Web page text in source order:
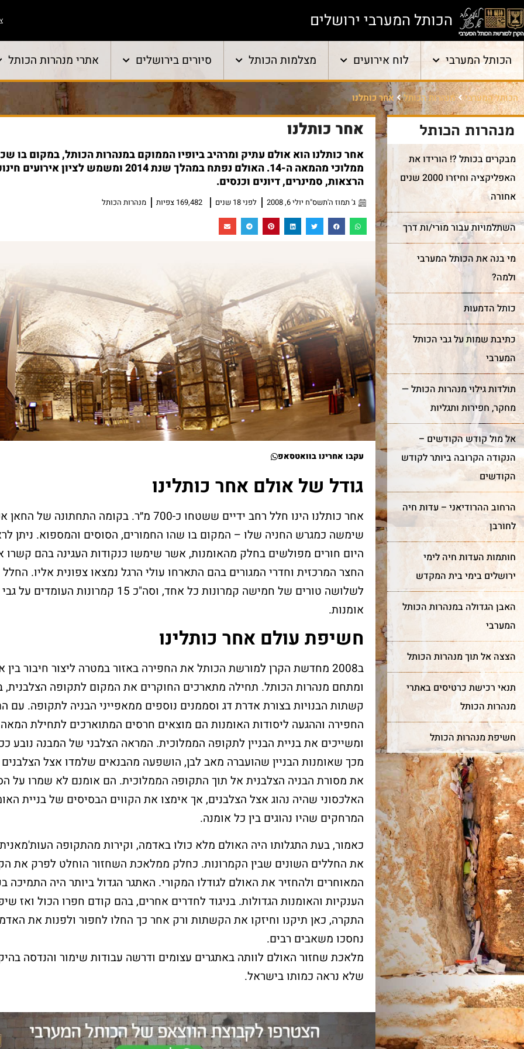
הכותל המערבי ירושלים
הכותל המערבי לוח אירועים מצלמות הכותל סיורים בירושלים אתרי מנהרות הכותל
הכותל המערבי מנהרות הכותל אחר כותלנו
מנהרות הכותל
מבקרים בכותל ?! הורידו את
האפליקציה וחיזרו 2000 שנים
אחורה
השתלמויות עבור מורי/ות דרך
מי בנה את הכותל המערבי
ולמה?
כותל הדמעות
כתיבת שמות על גבי הכותל
המערבי
תולדות גילוי מנהרות הכותל —
מחקר, חפירות ותגליות
אל מול קודש הקודשים –
הנקודה הקרובה ביותר לקודש
הקודשים
הרחוב ההרודיאני – עדות חיה
לחורבן
חותמות העדות חיה לימי
ירושלים בימי בית המקדש
האבן הגדולה במנהרות הכותל
המערבי
הצצה אל תוך מנהרות הכותל
תנאי רכישת כרטיסים באתרי
מנהרות הכותל
חשיפת מנהרות הכותל
אחר כותלנו
אחר כותלנו הוא אולם עתיק ומרהיב ביופיו הממוקם במנהרות הכותל, במקום בו
ממלוכי מהמאה ה-14. האולם נפתח במהלך שנת 2014 ומשמש לציון
הרצאות, סמינרים, דיונים וכנסים.
ג' תמוז ה'תשס"ח יולי 6, 2008 לפני 18 שנים 169,482 צפיות מנהרות הכותל
עקבו אחרינו בוואטסאפ
גודל של אולם אחר כותלינו
אחר כותלנו הינו חלל רחב ידיים ששטחו כ-700 מ״ר. בקומה התחתונה של
שימשה כמגרש החניה שלו – המקום בו שהו החמורים, הסוסים והמספוא. ניתן
היום חורים מפולשים בחלק מהאומנות, אשר שימשו כנקודות העגינה בהם קשרו
החצר המרכזית וחדרי המגורים בהם התארחו עולי הרגל נמצאו צפונית אליו.
לשלושה טורים של חמישה קמרונות כל אחד, וסה"כ 15 קמרונות
אומנות.
חשיפת עולם אחר כותלינו
ב2008 מחדשת הקרן למורשת הכותל את החפירה באזור במטרה ליצור חיבור בין
ומתחם מנהרות הכותל. תחילה מתארכים החוקרים את המקום לתקופה הצלבנית,
קשתות הבנויות בצורת אדרת דג וסממנים נוספים ממאפייני הבניה לתקופה. עם
ומשייכים את בניית הבניין לתקופה הממלוכית. המראה הצלבני של המבנה נובע
מכך שאומנות הבניין שהועברה מאב לבן, הושפעה מהבנאים שלמדו אצל הצלבנים
את מסורת הבניה הצלבנית אל תוך התקופה הממלוכית. הם אומנם לא שמרו על
האלכסוני שהיה נהוג אצל הצלבנים, אך אימצו את הקווים הבסיסים של בניית
המרחקים שהיו נהוגים בין כל אומנה.
כאמור, בעת התגלותו היה האולם מלא כולו באדמה, וקירות מהתקופה
את החללים השונים שבין הקמרונות. כחלק ממלאכת השחזור הוחלט לפרק את
המאוחרים ולהחזיר את האולם לגודלו המקורי. האתגר הגדול ביותר היה התמיכה
הענקיות והאומנות הגדולות. בניגוד לחדרים אחרים, בהם קודם חפרו הכול ואז
התקרה, כאן תיקנו וחיזקו את הקשתות ורק אחר כך החלו לחפור ולפנות את
נחסכו משאבים רבים.
מלאכת שחזור האולם לוותה באתגרים עצומים ודרשה עבודות שימור והנדסה
שלא נראה כמותו בישראל.
מצווה
למורשת הכותל המערבי
אתכם לחגוג בר מצווה
בטקס מרגש ובאווירה
של אחדות וקדושה.
עוד על בר מצווה >
חדש!מייצג
שער השמיים
מה מביא אנשים ונשים מכל
קצוות תבל להתרפק על
האבנים העתיקות?
עוד על שער השמיים >
חלאקה בכותל
המערבי
את הטקס יערוך מדריך מקצועי
אשר יפגוש את המשפחה
בשערי הכותל
וילווה אתכם במהלך הארוע.
שלח
לכותל
רוצים לשים פתק
באפשרותכם
אישי?
אנחנו כאן לסייע
שלח עכשיו